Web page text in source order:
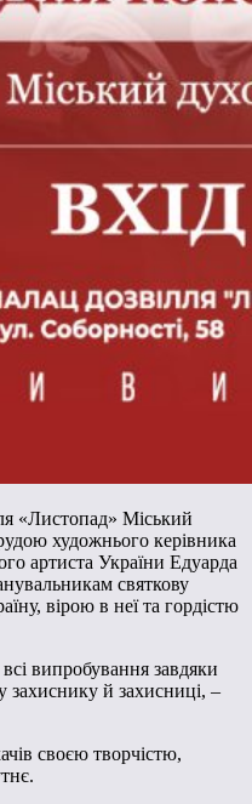
«Листопад» Міський
художнього керівника
артиста України Едуарда
святкову
вірою в неї та гордістю
випробування завдяки
й захисниці, –
своєю творчістю,